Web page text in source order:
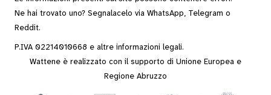
Ne hai trovato uno? Segnalacelo via WhatsApp, Telegram o
Reddit.
P.IVA 02214010668 e altre informazioni legali.
Wattene è realizzato con il supporto di Unione Europea e
Regione Abruzzo